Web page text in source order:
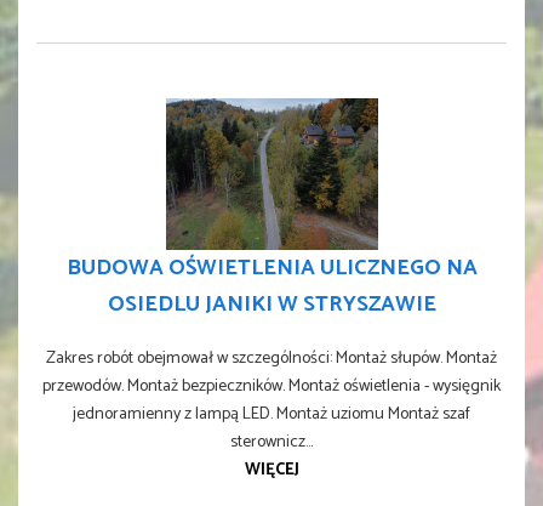
BUDOWA OŚWIETLENIA ULICZNEGO NA
OSIEDLU JANIKI W STRYSZAWIE
Zakres robót obejmował w szczególności: Montaż słupów. Montaż
przewodów. Montaż bezpieczników. Montaż oświetlenia - wysięgnik
jednoramienny z lampą LED. Montaż uziomu Montaż szaf
sterownicz...
WIĘCEJ